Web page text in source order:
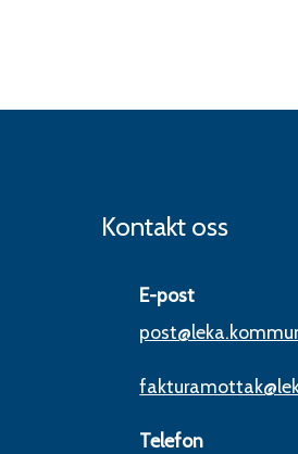
Kontakt oss
E-post
Telefon